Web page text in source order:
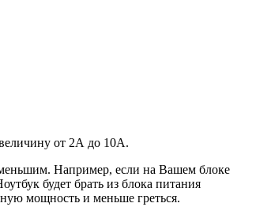
от 2А до 10A.
Например, если на Вашем блоке
будет брать из блока питания
мощность и меньше греться.